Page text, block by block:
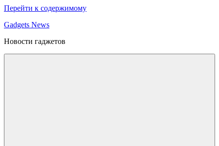
Перейти к содержимому
Gadgets News
Новости гаджетов